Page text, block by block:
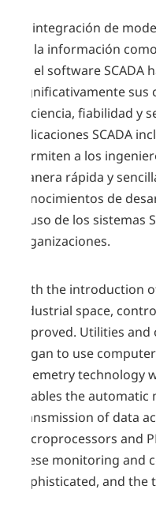
La integración de
de la información
en el software SCADA
significativamente
eficiencia, fiabilidad y
aplicaciones SCADA
permiten a los
manera rápida y
conocimientos de
el uso de los sistemas
organizaciones.
With the introduction
industrial space,
improved. Utilities
began to use
Telemetry technology
enables the
transmission of data
microprocessors and
these monitoring and
sophisticated, and the